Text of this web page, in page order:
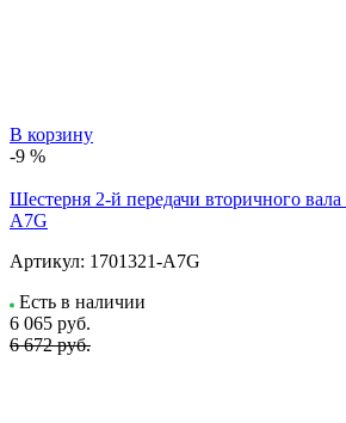
В корзину
-9 %
Шестерня 2-й передачи вторичного
A7G
Артикул: 1701321-A7G
Есть в наличии
6 065 руб.
6 672 руб.